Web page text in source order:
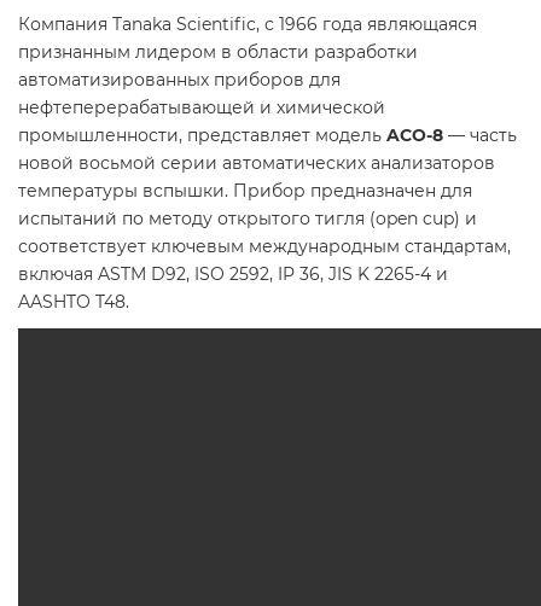
Компания Tanaka Scientific, с 1966 года являющаяся
признанным лидером в области разработки
автоматизированных приборов для
нефтеперерабатывающей и химической
промышленности, представляет модель ACO-8 — часть
новой восьмой серии автоматических анализаторов
температуры вспышки. Прибор предназначен для
испытаний по методу открытого тигля (open cup) и
соответствует ключевым международным стандартам,
включая ASTM D92, ISO 2592, IP 36, JIS K 2265-4 и
AASHTO T48.